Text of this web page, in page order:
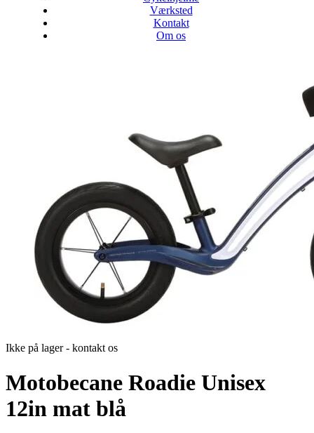
Værksted
Kontakt
Om os
Ikke på lager - kontakt os
Motobecane Roadie Unisex
12in mat blå